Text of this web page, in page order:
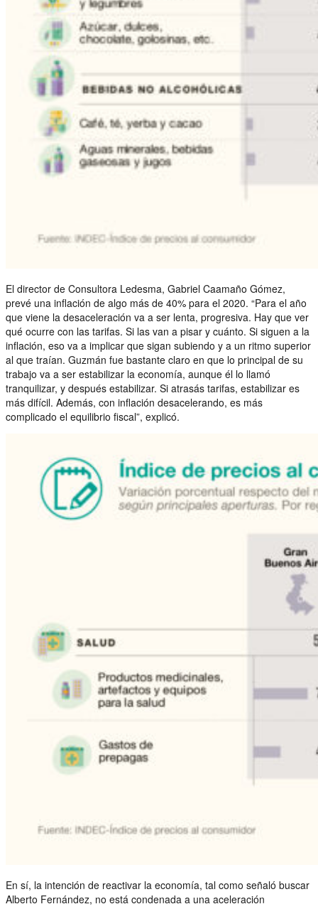
El director de Consultora Ledesma, Gabriel Caamaño Gómez,
prevé una inflación de algo más de 40% para el 2020. “Para el año
que viene la desaceleración va a ser lenta, progresiva. Hay que ver
qué ocurre con las tarifas. Si las van a pisar y cuánto. Si siguen a la
inflación, eso va a implicar que sigan subiendo y a un ritmo superior
al que traían. Guzmán fue bastante claro en que lo principal de su
trabajo va a ser estabilizar la economía, aunque él lo llamó
tranquilizar, y después estabilizar. Si atrasás tarifas, estabilizar es
más difícil. Además, con inflación desacelerando, es más
complicado el equilibrio fiscal”, explicó.
En sí, la intención de reactivar la economía, tal como señaló buscar
Alberto Fernández, no está condenada a una aceleración